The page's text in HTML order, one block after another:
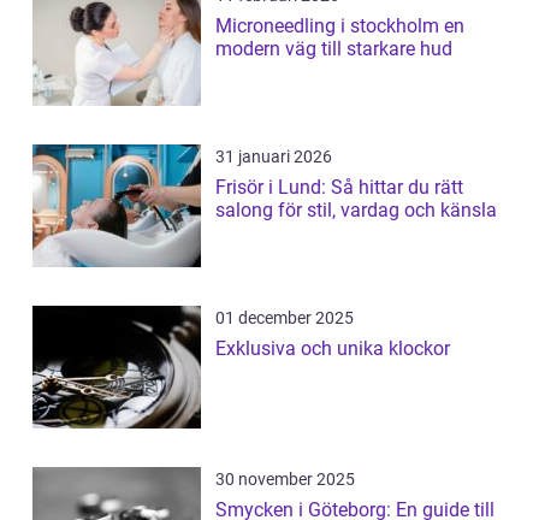
Microneedling i stockholm en
modern väg till starkare hud
31 januari 2026
Frisör i Lund: Så hittar du rätt
salong för stil, vardag och känsla
01 december 2025
Exklusiva och unika klockor
30 november 2025
Smycken i Göteborg: En guide till